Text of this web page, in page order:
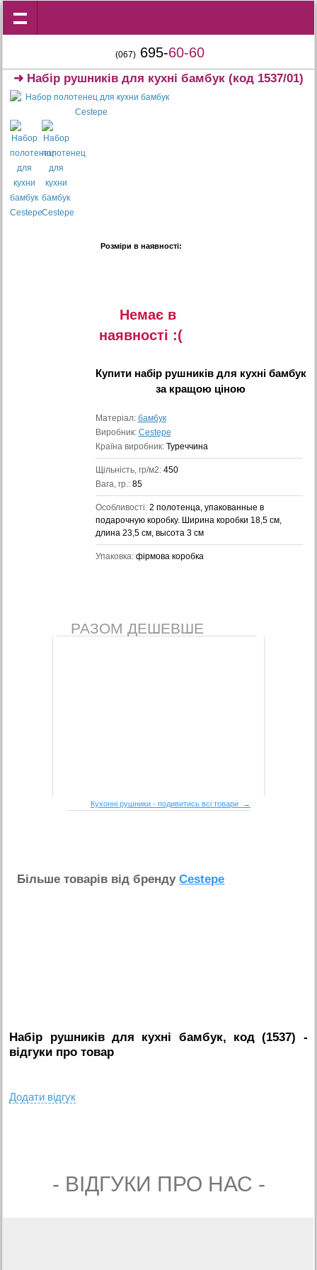
(067) 695-60-60
➜ Набір рушників для кухні бамбук (код 1537/01)
Розміри в наявності:
Немає в
наявностi :(
Купити набір рушників для кухні бамбук
за кращою ціною
Матеріал: бамбук
Виробник: Cestepe
Країна виробник: Туреччина
Щільність, гр/м2: 450
Вага, гр.: 85
Особливості: 2 полотенца, упакованные в
подарочную коробку. Ширина коробки 18,5 см,
длина 23,5 см, высота 3 см
Упаковка: фірмова коробка
РАЗОМ ДЕШЕВШЕ
Кухонні рушники - подивитись всі товари →
Бiльше товарiв вiд брендуCestepe
Набір рушників для кухні бамбук, код (1537) -
вiдгуки про товар
Додати вiдгук
- ВIДГУКИ ПРО НАС -